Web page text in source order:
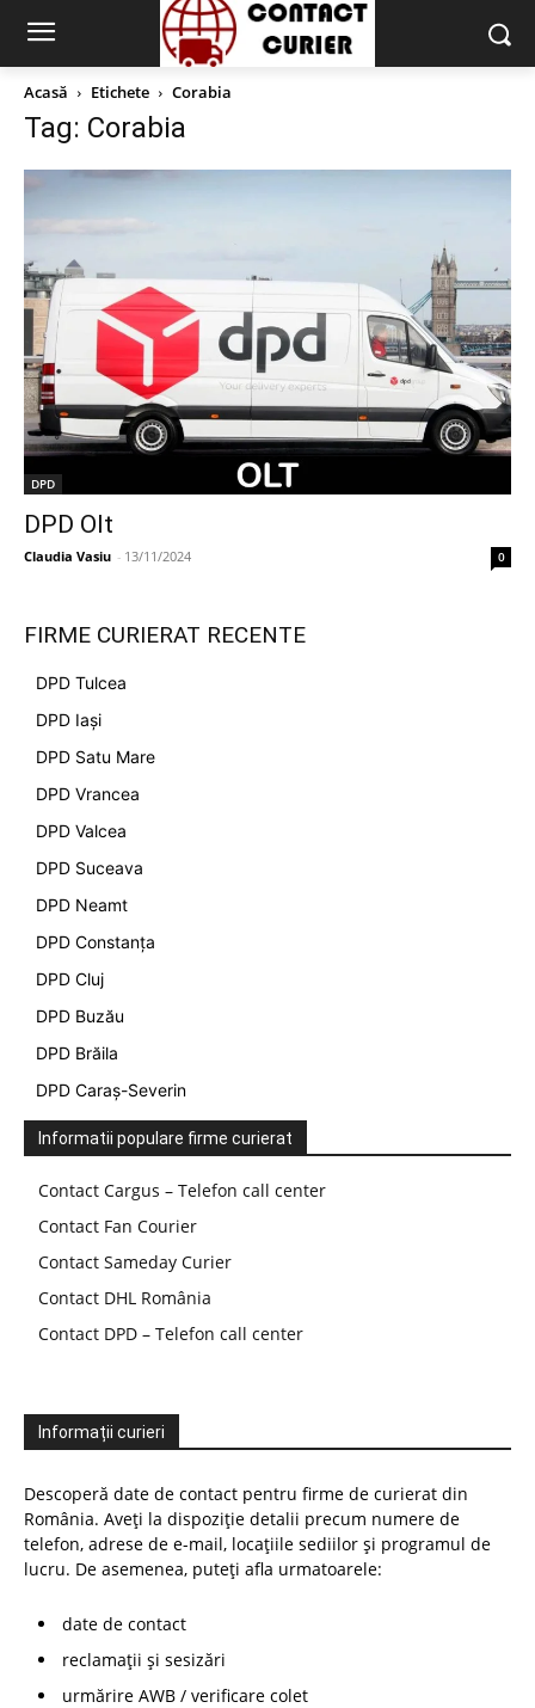
Acasă Etichete Corabia
Tag: Corabia
DPD
DPD Olt
Claudia Vasiu - 13/11/2024 0
FIRME CURIERAT RECENTE
DPD Tulcea
DPD Iași
DPD Satu Mare
DPD Vrancea
DPD Valcea
DPD Suceava
DPD Neamt
DPD Constanța
DPD Cluj
DPD Buzău
DPD Brăila
DPD Caraș-Severin
Informatii populare firme curierat
Contact Cargus – Telefon call center
Contact Fan Courier
Contact Sameday Curier
Contact DHL România
Contact DPD – Telefon call center
Informații curieri
Descoperă date de contact pentru firme de curierat din
România. Aveți la dispoziție detalii precum numere de
telefon, adrese de e-mail, locațiile sediilor și programul de
lucru. De asemenea, puteți afla urmatoarele:
date de contact
reclamații și sesizări
urmărire AWB / verificare colet